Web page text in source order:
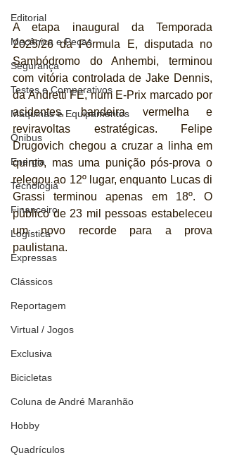
Editorial
Mecânica e Peças
Segurança
Testes e Comparativos
Máquinas e Equipamentos
Ônibus
Energia
Tecnologia
Financeiro
Logística
Expressas
Clássicos
Reportagem
Virtual / Jogos
Exclusiva
Bicicletas
Coluna de André Maranhão
Hobby
Quadrículos
A etapa inaugural da Temporada
2025/26 da Fórmula E, disputada no
Sambódromo do Anhembi, terminou
com vitória controlada de Jake Dennis,
da Andretti FE, num E-Prix marcado por
acidentes, bandeira vermelha e
reviravoltas estratégicas. Felipe
Drugovich chegou a cruzar a linha em
quinto, mas uma punição pós-prova o
relegou ao 12º lugar, enquanto Lucas di
Grassi terminou apenas em 18º. O
público de 23 mil pessoas estabeleceu
um novo recorde para a prova
paulistana.